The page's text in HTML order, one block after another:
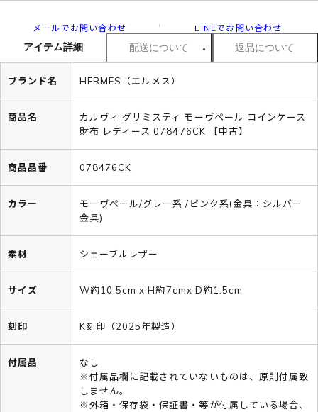
メールでお問い合わせ LINEでお問い合わせ
アイテム詳細 配送について 返品について
ブランド名 HERMES（エルメス）
商品名
カルヴィ グリミスティ モーヴペール コインケース
財布 レディース 078476CK 【中古】
商品品番 078476CK
カラー
モーヴペール/グレー系 /ピンク系(金具：シルバー
金具)
素材 シェーブルレザー
サイズ W約10.5cm x H約7cmx D約1.5cm
刻印 K刻印（2025年製造）
付属品
なし
※付属品欄に記載されていないものは、原則付属致
しません。
※外箱・保存袋・保証書・等が付属している場合、